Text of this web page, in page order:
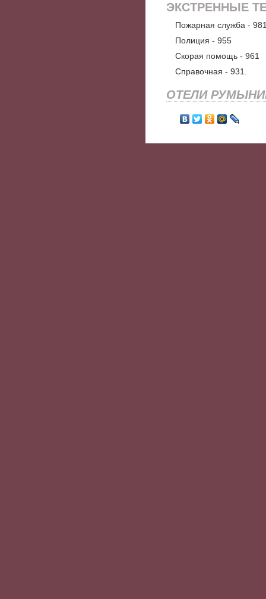
ЭКСТРЕННЫЕ
Пожарная служба -
Полиция - 955
Скорая помощь - 961
Справочная - 931.
ОТЕЛИ